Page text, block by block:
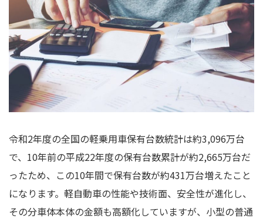
令和2年度の全国の軽乗用車保有台数統計は約3,096万台
で、10年前の平成22年度の保有台数累計が約2,665万台だ
ったため、この10年間で保有台数が約431万台増えたこと
になります。軽自動車の性能や技術面、安全性が進化し、
その分車体本体の金額も高額化していますが、小型の普通